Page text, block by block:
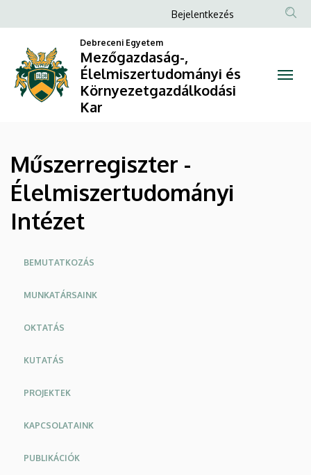
Élelmiszertudományi
Intézet
Mezőgazdaság-,
Élelmiszertudományi
és
Kar
a
Anonim
fiók
menüje
Bejelentkezés
Debreceni Egyetem
Mezőgazdaság-,
Élelmiszertudományi és
Környezetgazdálkodási
Kar
Műszerregiszter -
Élelmiszertudományi
Intézet
Oldalmenü
BEMUTATKOZÁS
MUNKATÁRSAINK
OKTATÁS
KUTATÁS
PROJEKTEK
KAPCSOLATAINK
PUBLIKÁCIÓK